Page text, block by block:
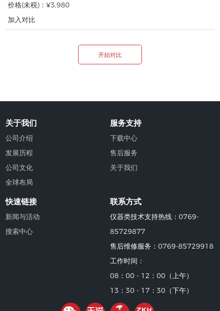
价格(未税)：¥3,980
加入对比
开始对比
关于我们
公司介绍
发展历程
公司文化
全球布局
服务支持
下载中心
售后服务
关于我们
快速链接
新闻与活动
搜索中心
联系方式
仪器类技术支持热线：0769-
85729877
售后维修服务：0769-85729918
工作时间：
08：00 - 12：00（上午）
13：30 - 17：30（下午）